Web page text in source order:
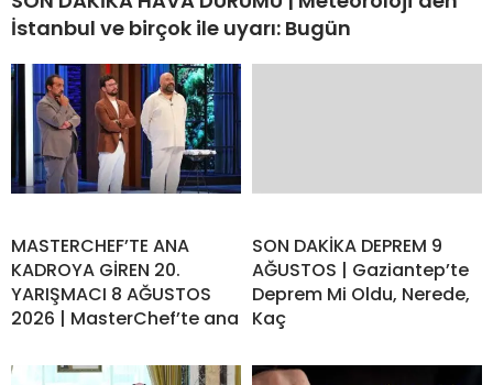
İstanbul ve birçok ile uyarı: Bugün
MASTERCHEF’TE ANA
KADROYA GİREN 20.
YARIŞMACI 8 AĞUSTOS
2026 | MasterChef’te ana
SON DAKİKA DEPREM 9
AĞUSTOS | Gaziantep’te
Deprem Mi Oldu, Nerede,
Kaç